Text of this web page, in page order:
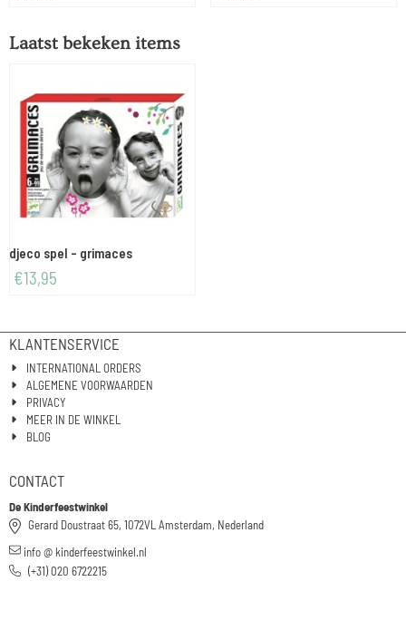
Laatst bekeken items
djeco spel - grimaces
€13,95
KLANTENSERVICE
INTERNATIONAL ORDERS
ALGEMENE VOORWAARDEN
PRIVACY
MEER IN DE WINKEL
BLOG
CONTACT
De Kinderfeestwinkel
Gerard Doustraat 65, 1072VL Amsterdam, Nederland
info @ kinderfeestwinkel.nl
(+31) 020 6722215